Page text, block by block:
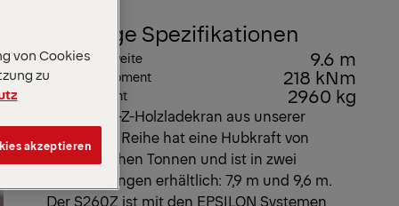
Wichtige Spezifikationen
Max. Reichweite 9.6 m
Max. Hubmoment 218 kNm
Eigengewicht 2960 kg
Dieser Typ-Z-Holzladekran aus unserer
Epsolution Reihe hat eine Hubkraft von
26 metrischen Tonnen und ist in zwei
Auslegerlängen erhältlich: 7,9 m und 9,6 m.
Der S260Z ist mit den EPSILON Systemen
von Cookies
zu
akzeptieren